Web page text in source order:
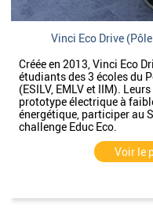
Vinci Eco Drive
Créée en 2013, Vinci Eco
étudiants des 3 écoles du
(ESILV, EMLV et IIM).
prototype électrique à
énergétique, participer au
challenge Educ Eco.
Voir le